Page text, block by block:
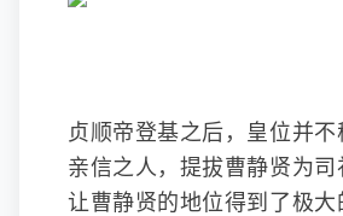
贞顺帝登基之后，皇位并
亲信之人，提拔曹静贤为司
让曹静贤的地位得到了极